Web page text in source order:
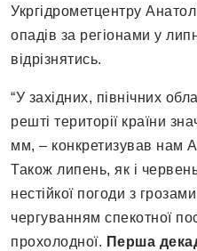
Укргідрометцентру
опадів за регіонами у
відрізнятись.
“У західних, північних
решті території країни
мм, – конкретизував нам
Також липень, як і
нестійкої погоди з
чергуванням спекотної
прохолодної. Перша